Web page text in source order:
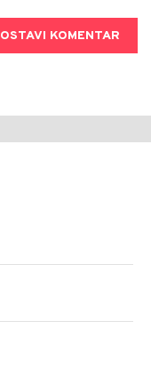
OSTAVI KOMENTAR